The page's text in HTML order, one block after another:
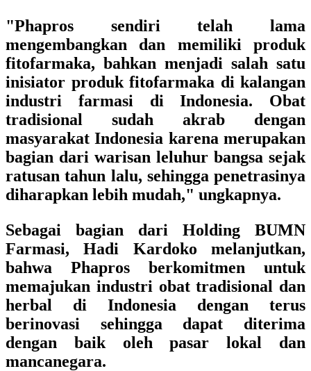
"Phapros sendiri telah lama
mengembangkan dan memiliki produk
fitofarmaka, bahkan menjadi salah satu
inisiator produk fitofarmaka di kalangan
industri farmasi di Indonesia. Obat
tradisional sudah akrab dengan
masyarakat Indonesia karena merupakan
bagian dari warisan leluhur bangsa sejak
ratusan tahun lalu, sehingga penetrasinya
diharapkan lebih mudah," ungkapnya.
Sebagai bagian dari Holding BUMN
Farmasi, Hadi Kardoko melanjutkan,
bahwa Phapros berkomitmen untuk
memajukan industri obat tradisional dan
herbal di Indonesia dengan terus
berinovasi sehingga dapat diterima
dengan baik oleh pasar lokal dan
mancanegara.